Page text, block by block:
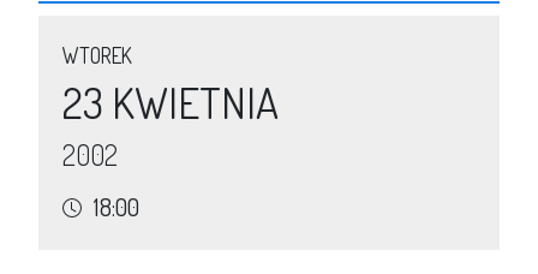
WTOREK
23 KWIETNIA
2002
18:00